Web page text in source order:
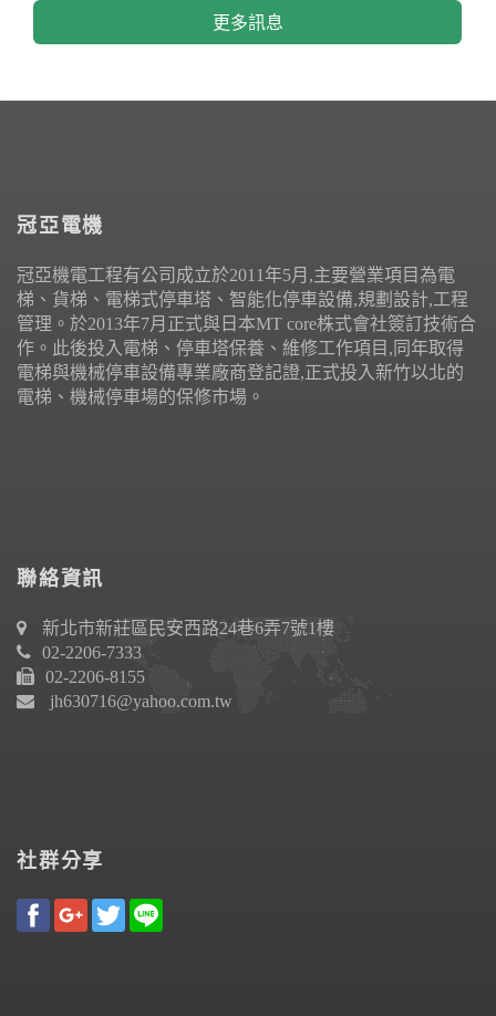
更多訊息
冠亞電機
冠亞機電工程有公司成立於2011年5月,主要營業項目為電
梯、貨梯、電梯式停車塔、智能化停車設備,規劃設計,工程
管理。於2013年7月正式與日本MT core株式會社簽訂技術合
作。此後投入電梯、停車塔保養、維修工作項目,同年取得
電梯與機械停車設備專業廠商登記證,正式投入新竹以北的
電梯、機械停車場的保修市場。
聯絡資訊
新北市新莊區民安西路24巷6弄7號1樓
02-2206-7333
02-2206-8155
jh630716@yahoo.com.tw
社群分享